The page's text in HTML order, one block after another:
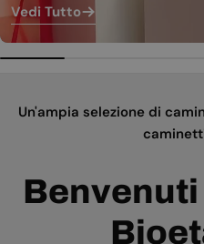
Vedi Tutto
Un'ampia selezione di